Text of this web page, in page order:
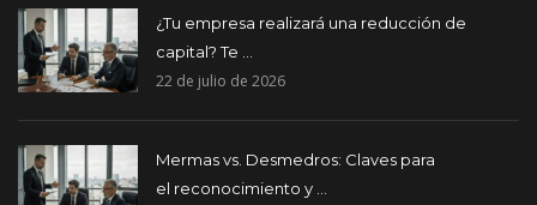
¿Tu empresa realizará una reducción de
capital? Te ...
22 de julio de 2026
Mermas vs. Desmedros: Claves para
el reconocimiento y ...